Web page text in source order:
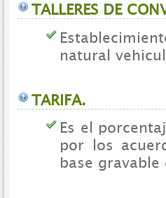
TALLERES DE
natural
TARIFA.
Es el
por los
base